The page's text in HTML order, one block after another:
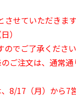
せていただきます
）
でご了承ください
ご注文は、通常
8/17（月）から7